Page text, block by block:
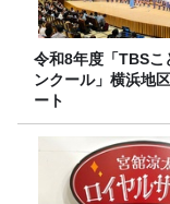
令和8年度「TBSこ
ンクール」横浜地
ート